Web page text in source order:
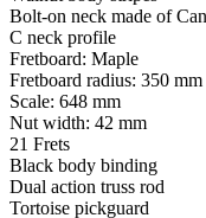
Bolt-on neck made of
C neck profile
Fretboard: Maple
Fretboard radius: 350 mm
Scale: 648 mm
Nut width: 42 mm
21 Frets
Black body binding
Dual action truss rod
Tortoise pickguard